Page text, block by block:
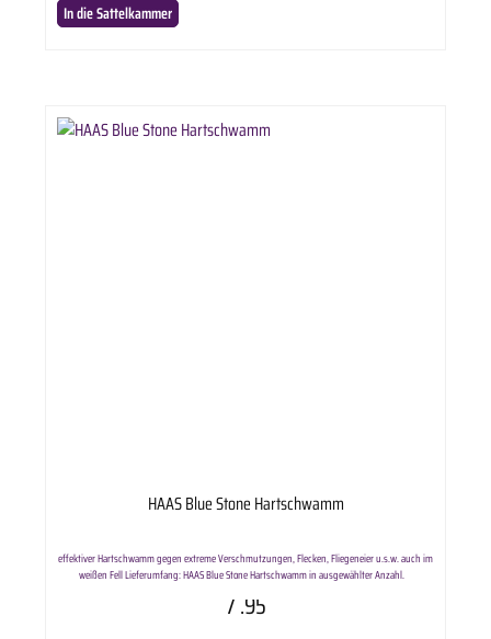
In die Sattelkammer
HAAS Blue Stone Hartschwamm
effektiver Hartschwamm gegen extreme Verschmutzungen, Flecken, Fliegeneier u.s.w. auch im
weißen Fell Lieferumfang: HAAS Blue Stone Hartschwamm in ausgewählter Anzahl.
7.95